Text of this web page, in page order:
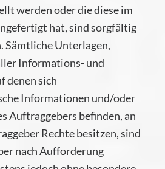
werden oder die diese im
hat, sind sorgfältig
Sämtliche Unterlagen,
Informations- und
denen sich
Informationen und/oder
Auftraggebers befinden, an
Rechte besitzen, sind
nach Aufforderung